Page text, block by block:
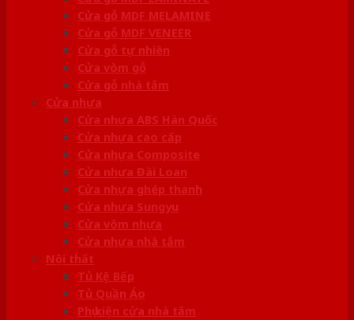
Cửa gỗ MDF MELAMINE
Cửa gỗ MDF VENEER
Cửa gỗ tự nhiên
Cửa vòm gỗ
Cửa gỗ nhà tắm
Cửa nhựa
Cửa nhựa ABS Hàn Quốc
Cửa nhựa cao cấp
Cửa nhựa Composite
Cửa nhựa Đài Loan
Cửa nhựa ghép thanh
Cửa nhựa Sungyu
Cửa vòm nhựa
Cửa nhựa nhà tắm
Nội thất
Tủ Kệ Bếp
Tủ Quần Áo
Phụ kiện cửa nhà tắm